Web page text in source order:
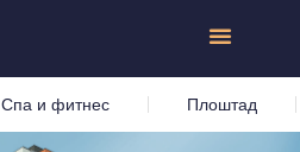
Спа и фитнес Плоштад